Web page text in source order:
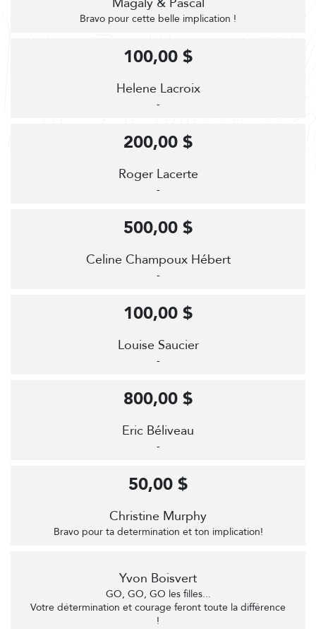
Bravo pour cette belle implication !
Helene Lacroix
-
100,00 $
Roger Lacerte
-
200,00 $
Celine Champoux Hébert
-
500,00 $
Louise Saucier
-
100,00 $
Eric Béliveau
-
800,00 $
Christine Murphy
Bravo pour ta determination et ton implication!
50,00 $
Yvon Boisvert
GO, GO, GO les filles...
Votre détermination et courage feront toute la différence
!